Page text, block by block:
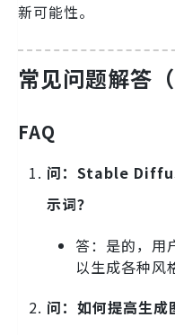
新可能性。
常见问题解答（
FAQ
问：Stable
示词？
答：是的，用
以生成各种风
问：如何提高生成